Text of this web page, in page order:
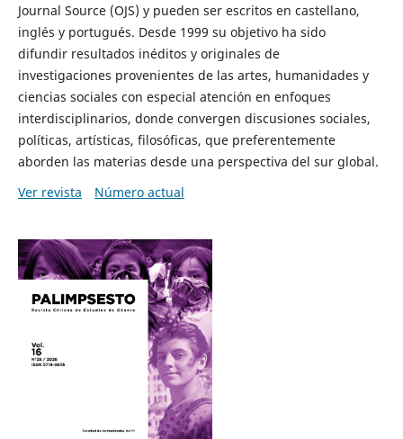
Journal Source (OJS) y pueden ser escritos en castellano,
inglés y portugués. Desde 1999 su objetivo ha sido
difundir resultados inéditos y originales de
investigaciones provenientes de las artes, humanidades y
ciencias sociales con especial atención en enfoques
interdisciplinarios, donde convergen discusiones sociales,
políticas, artísticas, filosóficas, que preferentemente
aborden las materias desde una perspectiva del sur global.
Ver revista
Número actual